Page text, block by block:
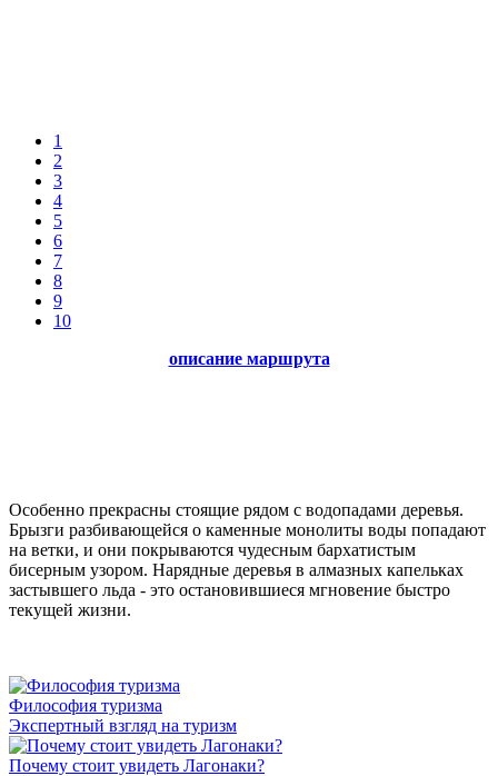
1
2
3
4
5
6
7
8
9
10
описание маршрута
Особенно прекрасны стоящие рядом с водопадами деревья.
Брызги разбивающейся о каменные монолиты воды попадают
на ветки, и они покрываются чудесным бархатистым
бисерным узором. Нарядные деревья в алмазных капельках
застывшего льда - это остановившиеся мгновение быстро
текущей жизни.
Философия туризма
Экспертный взгляд на туризм
Почему стоит увидеть Лагонаки?